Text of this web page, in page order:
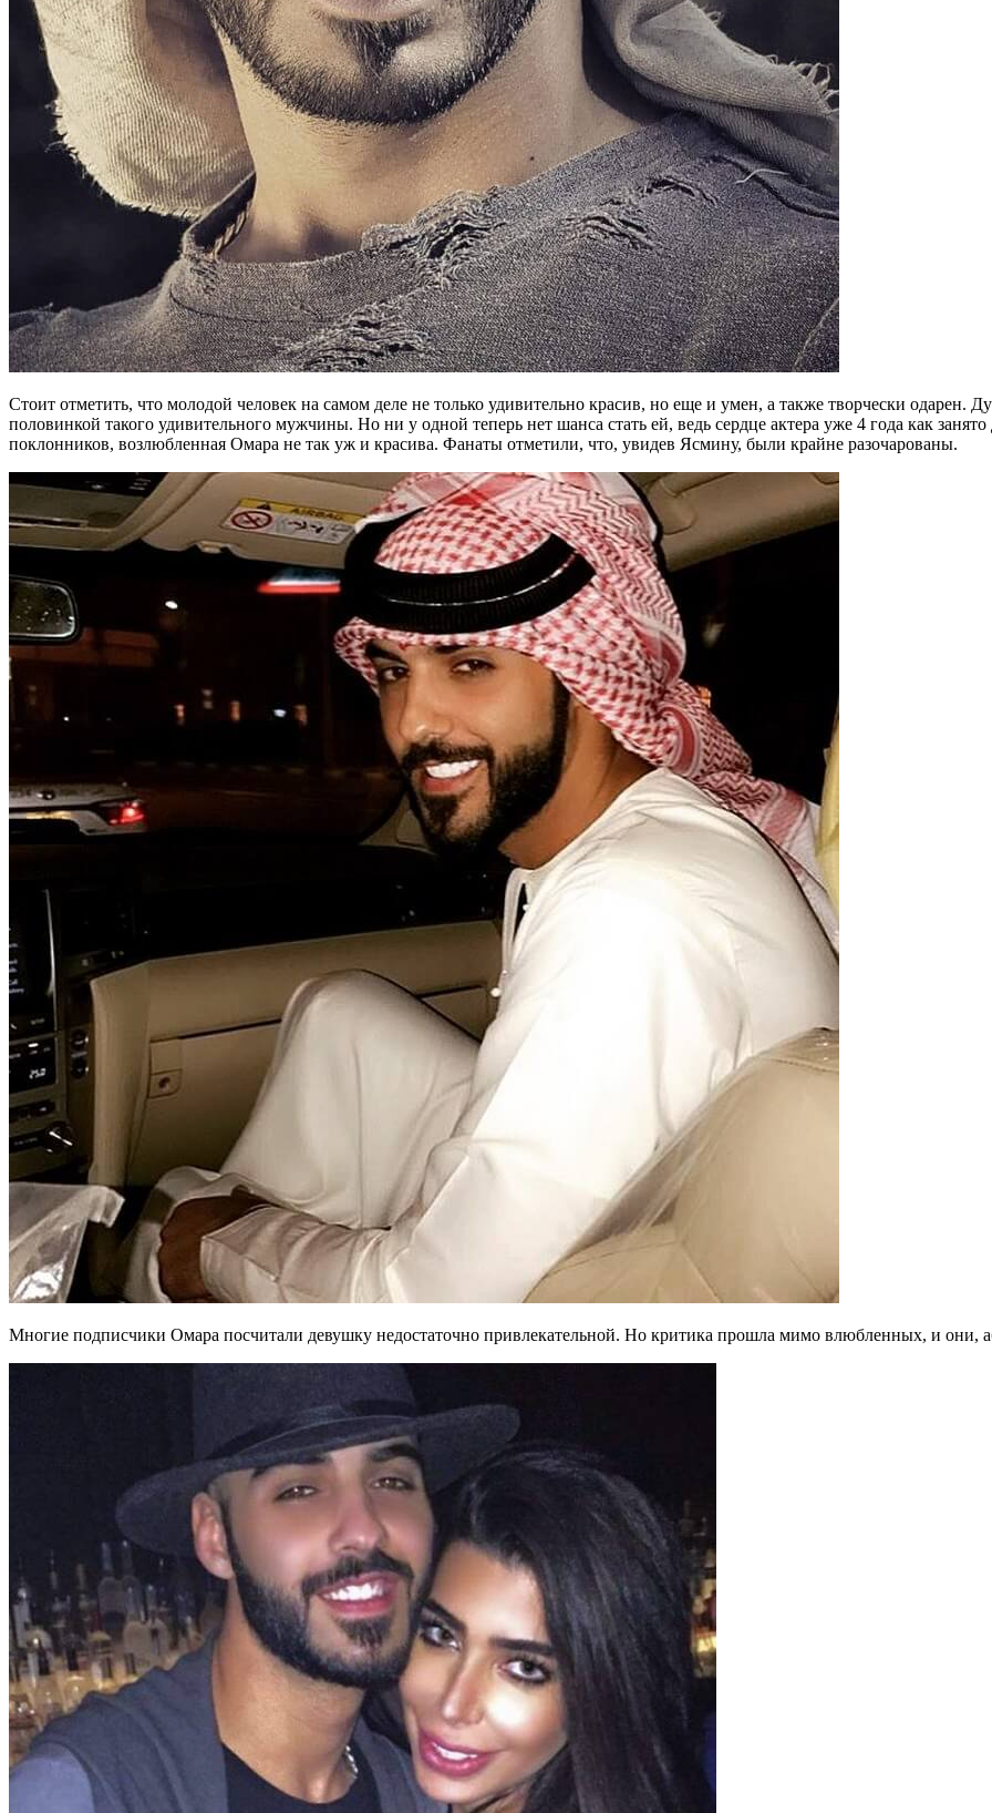
Стоит отметить, что молодой человек на самом деле не только удивительно красив, но еще и умен, а также творчески одарен.
половинкой такого удивительного мужчины. Но ни у одной теперь нет шанса стать ей, ведь сердце актера уже 4 года как
поклонников, возлюбленная Омара не так уж и красива. Фанаты отметили, что, увидев Ясмину, были крайне разочарованы.
Многие подписчики Омара посчитали девушку недостаточно привлекательной. Но критика прошла мимо влюбленных, и они,